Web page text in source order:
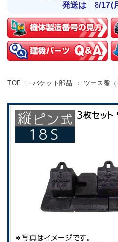
発送は 8/17(
TOP バケット部品 ツース盤（